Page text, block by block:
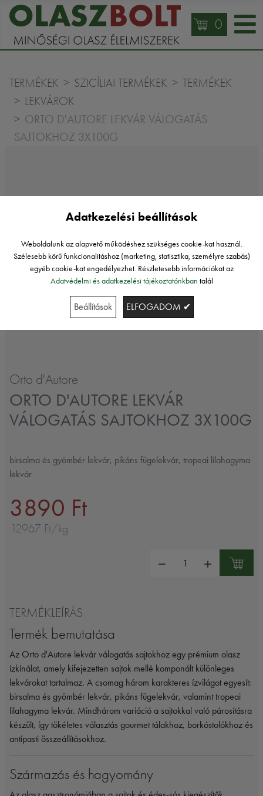
0
TERMÉKEK SZICÍLIAI TERMÉKEK
TERMÉKEK
LEKVÁROK
ORTO D'AUTORE LEKVÁR VÁLOGATÁS
SAJTOKHOZ 3X100G
Orto d'Autore
ORTO D'AUTORE LEKVÁR
VÁLOGATÁS SAJTOKHOZ 3X100G
birsalma és gyömbér lekvár, pikáns fügelekvár, tropeai lilahagyma
lekvár
3890 Ft
12967 Ft/kg
TERMÉKLEÍRÁS
Termék bemutatása
Az Orto d'Autore lekvár válogatás sajtokhoz egy prémium olasz
ízkínálat, amely kifejezetten sajtok mellé komponált különleges
lekvárokat tartalmaz. A csomag három karakteres ízvilágot egyesít:
birsalma és gyömbér lekvár, pikáns fügelekvár, valamint tropeai
lilahagyma lekvár. Mindhárom variáció a sajtokkal való párosításra
készült, így tökéletes választás gourmet tálakhoz, borkóstolókhoz és
antipasti összeállításokhoz.
Származás és hagyomány
Adatkezelési beállítások
Weboldalunk az alapvető működéshez szükséges cookie-kat használ.
Szélesebb körű funkcionalitáshoz (marketing, statisztika, személyre szabás)
egyéb cookie-kat engedélyezhet. Részletesebb információkat az
Adatvédelmi és adatkezelési tájékoztatónkban talál
Beállítások ELFOGADOM ✔